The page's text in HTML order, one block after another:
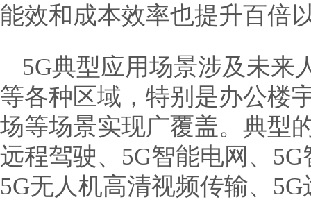
能效和成本效率也提升百倍
5G典型应用场景涉及未来
等各种区域，特别是办公楼
场等场景实现广覆盖。典型
远程驾驶、5G智能电网、
5G无人机高清视频传输、